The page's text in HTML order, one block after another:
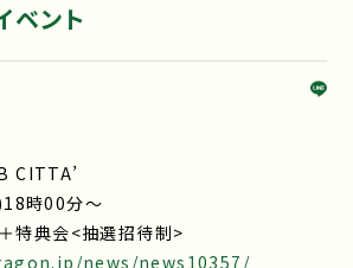
ベント
CITTA’
時00分～
特典会<抽選招待制>
news/news10357/